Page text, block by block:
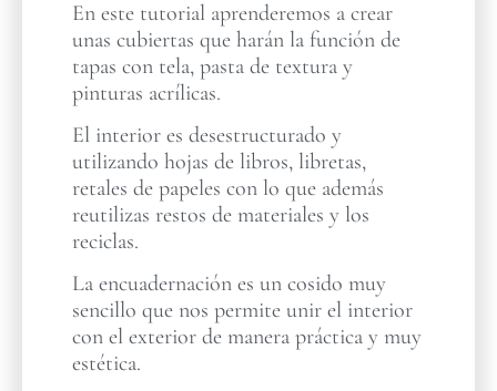
En este tutorial aprenderemos a crear
unas cubiertas que harán la función de
tapas con tela, pasta de textura y
pinturas acrílicas.
El interior es desestructurado y
utilizando hojas de libros, libretas,
retales de papeles con lo que además
reutilizas restos de materiales y los
reciclas.
La encuadernación es un cosido muy
sencillo que nos permite unir el interior
con el exterior de manera práctica y muy
estética.